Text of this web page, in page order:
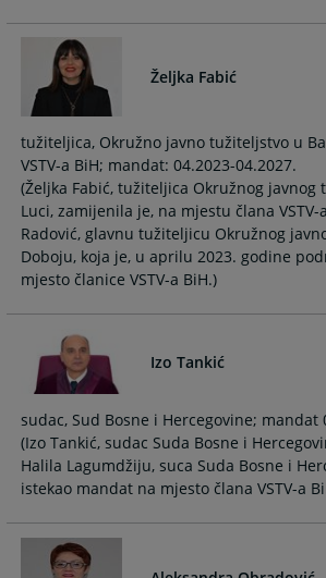
Željka Fabić
tužiteljica, Okružno javno tužiteljstvo u
VSTV-a BiH; mandat: 04.2023-04.2027.
(Željka Fabić, tužiteljica Okružnog javnog
Luci, zamijenila je, na mjestu člana VSTV-
Radović, glavnu tužiteljicu Okružnog
Doboju, koja je, u aprilu 2023. godine
mjesto članice VSTV-a BiH.)
Izo Tankić
sudac, Sud Bosne i Hercegovine; mandat
(Izo Tankić, sudac Suda Bosne i
Halila Lagumdžiju, suca Suda Bosne i
istekao mandat na mjesto člana VSTV-a